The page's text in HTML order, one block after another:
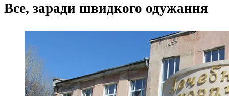
Все, заради швидкого одужання